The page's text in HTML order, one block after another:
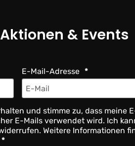
& Events
E-Mail-Adresse
und stimme zu, dass meine
E-Mails verwendet wird. Ich
Weitere Informationen